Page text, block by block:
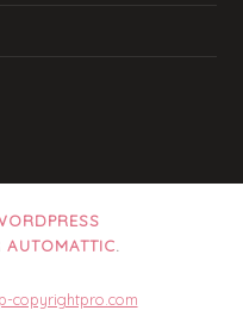
AUTOMATTIC
copyrightpro.com